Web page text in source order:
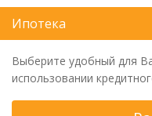
Ипотека
Выберите удобный для
использовании